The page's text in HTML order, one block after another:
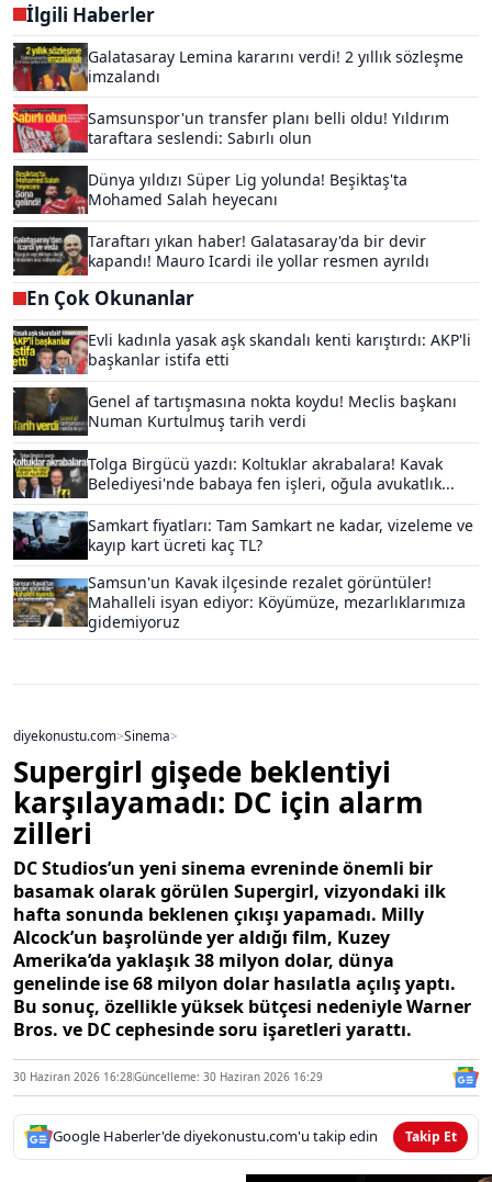
İlgili Haberler
Galatasaray Lemina kararını verdi! 2 yıllık sözleşme
imzalandı
Samsunspor'un transfer planı belli oldu! Yıldırım
taraftara seslendi: Sabırlı olun
Dünya yıldızı Süper Lig yolunda! Beşiktaş'ta
Mohamed Salah heyecanı
Taraftarı yıkan haber! Galatasaray'da bir devir
kapandı! Mauro Icardi ile yollar resmen ayrıldı
En Çok Okunanlar
Evli kadınla yasak aşk skandalı kenti karıştırdı: AKP'li
başkanlar istifa etti
Genel af tartışmasına nokta koydu! Meclis başkanı
Numan Kurtulmuş tarih verdi
Tolga Birgücü yazdı: Koltuklar akrabalara! Kavak
Belediyesi'nde babaya fen işleri, oğula avukatlık...
Samkart fiyatları: Tam Samkart ne kadar, vizeleme ve
kayıp kart ücreti kaç TL?
Samsun'un Kavak ilçesinde rezalet görüntüler!
Mahalleli isyan ediyor: Köyümüze, mezarlıklarımıza
gidemiyoruz
diyekonustu.com>Sinema>
Supergirl gişede beklentiyi
karşılayamadı: DC için alarm
zilleri
DC Studios’un yeni sinema evreninde önemli bir
basamak olarak görülen Supergirl, vizyondaki ilk
hafta sonunda beklenen çıkışı yapamadı. Milly
Alcock’un başrolünde yer aldığı film, Kuzey
Amerika’da yaklaşık 38 milyon dolar, dünya
genelinde ise 68 milyon dolar hasılatla açılış yaptı.
Bu sonuç, özellikle yüksek bütçesi nedeniyle Warner
Bros. ve DC cephesinde soru işaretleri yarattı.
30 Haziran 2026 16:28Güncelleme: 30 Haziran 2026 16:29
Google Haberler'de diyekonustu.com'u takip edin Takip Et